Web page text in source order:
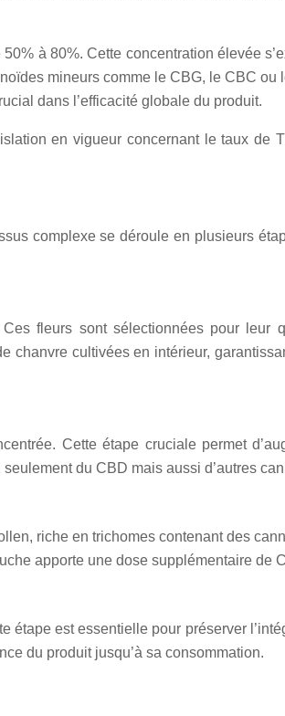
à 80%. Cette concentration élevée
mineurs comme le CBG, le CBC ou
dans l’efficacité globale du produit.
en vigueur concernant le taux de
complexe se déroule en plusieurs
fleurs sont sélectionnées pour leur
cultivées en intérieur,
Cette étape cruciale permet
du CBD mais aussi d’autres
riche en trichomes contenant des
apporte une dose supplémentaire de
est essentielle pour préserver
du produit jusqu’à sa consommation.